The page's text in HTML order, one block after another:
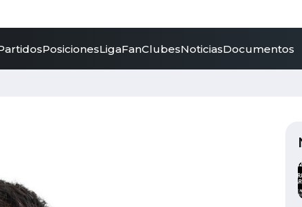
PosicionesLigaFanClubesNoticiasDocumentos